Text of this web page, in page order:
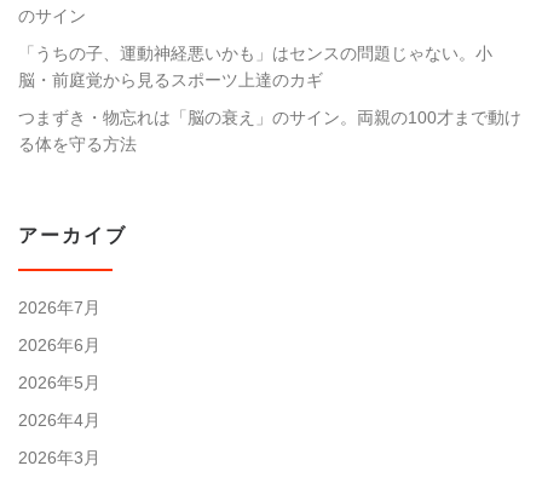
のサイン
「うちの子、運動神経悪いかも」はセンスの問題じゃない。小
脳・前庭覚から見るスポーツ上達のカギ
つまずき・物忘れは「脳の衰え」のサイン。両親の100才まで動け
る体を守る方法
アーカイブ
2026年7月
2026年6月
2026年5月
2026年4月
2026年3月